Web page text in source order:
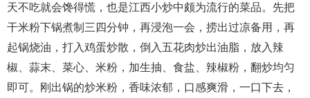
天不吃就会馋得慌，也是江西小炒中颇为流行的菜品。先把
干米粉下锅煮制三四分钟，再浸泡一会，捞出过凉备用，再
起锅烧油，打入鸡蛋炒散，倒入五花肉炒出油脂，放入辣
椒、蒜末、菜心、米粉，加生抽、食盐、辣椒粉，翻炒均匀
即可。刚出锅的炒米粉，香味浓郁，口感爽滑，一口下去，